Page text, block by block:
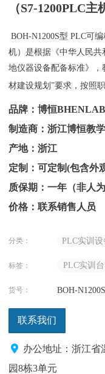
（S7-1200PLC主
BOH-N1200S型 PLC可
机）是根据《中华人民
地仪器设备配备标准》，
材建设规划”要求，按照
品牌：博恒BHENLAB
制造商：浙江博恒教
产地：浙江
定制：可定制(包含外
质保期：一年（非人
价格：联系销售人员
分类： PLC实训设
标签： PLC实训台
货号： BOH-
联系我们
办公地址：浙江省
园8栋3单元